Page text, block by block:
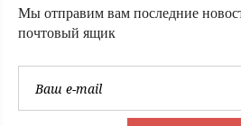
Мы отправим вам последние
почтовый ящик